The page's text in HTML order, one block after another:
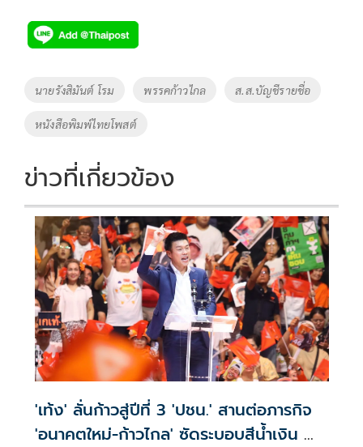
e
b
o
o
k
tt
er
p
y
k
Tags
นายรังสิมันต์ โรม พรรคก้าวไกล ส.ส.บัญชีรายชื่อ
หนังสือพิมพ์ไทยโพสต์
ข่าวที่เกี่ยวข้อง
'เท้ง' ลั่นก้าวสู่ปีที่ 3 'ปชน.' สานต่อภารกิจ
'อนาคตใหม่-ก้าวไกล' ซัดระบอบสีน้ำเงิน ทำ